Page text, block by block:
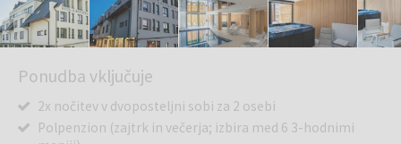
Ponudba vključuje
2x nočitev v dvoposteljni sobi za 2 osebi
Polpenzion (zajtrk in večerja; izbira med 6 3-hodnimi